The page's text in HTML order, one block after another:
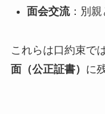
面会交流：別親
これらは口約束で
面（公正証書） に